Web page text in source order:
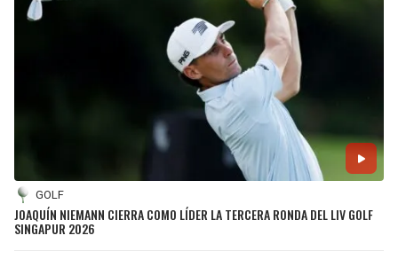
GOLF
JOAQUÍN NIEMANN CIERRA COMO LÍDER LA TERCERA RONDA DEL LIV GOLF
SINGAPUR 2026